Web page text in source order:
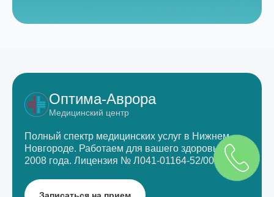
Оптима-Аврора
Медицинский центр
Полный спектр медицинских услуг в Нижнем
Новгороде. Работаем для вашего здоровья с
2008 года. Лицензия № Л041-01164-52/00333340